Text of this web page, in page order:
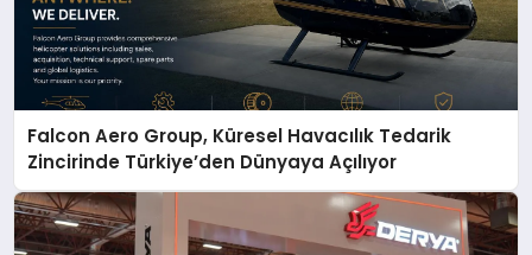
Falcon Aero Group, Küresel Havacılık Tedarik
Zincirinde Türkiye’den Dünyaya Açılıyor